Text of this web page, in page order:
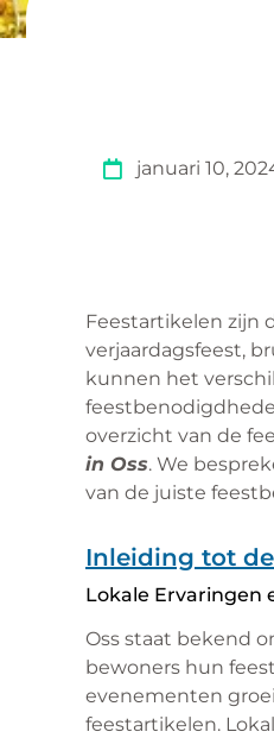
januari 10,
Feestartikelen zijn
verjaardagsfeest,
kunnen het
overzicht van de
in Oss. We
van de juiste
Inleiding tot
Lokale Ervaringen
Oss staat bekend
bewoners hun
evenementen
feestartikelen.